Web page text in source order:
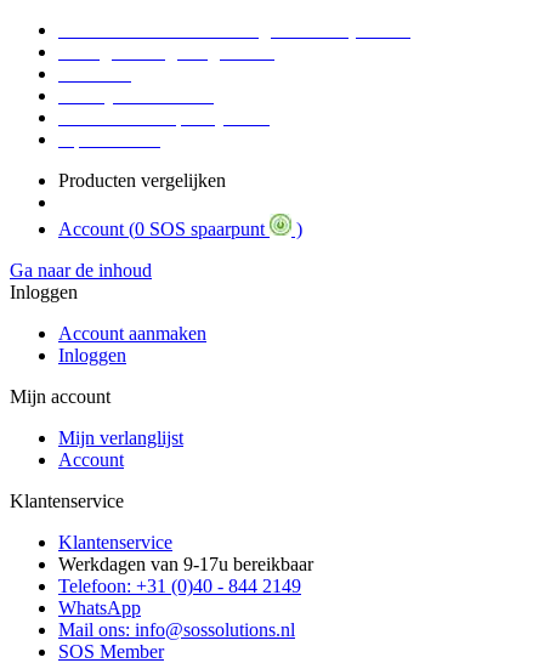
Producten vergelijken
Account (0 SOS spaarpunt
)
Ga naar de inhoud
Inloggen
Account aanmaken
Inloggen
Mijn account
Mijn verlanglijst
Account
Klantenservice
Klantenservice
Werkdagen van 9-17u bereikbaar
Telefoon: +31 (0)40 - 844 2149
WhatsApp
Mail ons: info@sossolutions.nl
SOS Member